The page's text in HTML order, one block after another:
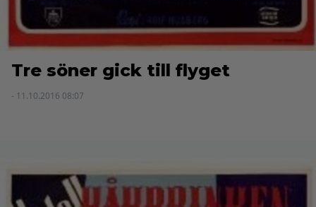
Tre söner gick till flyget
- 11.10.2016 08:07